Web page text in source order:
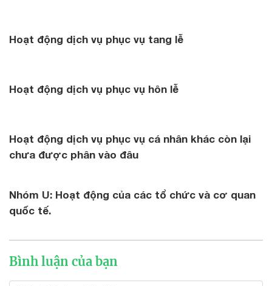
Hoạt động dịch vụ phục vụ tang lễ
Hoạt động dịch vụ phục vụ hôn lễ
Hoạt động dịch vụ phục vụ cá nhân khác còn lại
chưa được phân vào đâu
Nhóm U: Hoạt động của các tổ chức và cơ quan
quốc tế.
Bình luận của bạn